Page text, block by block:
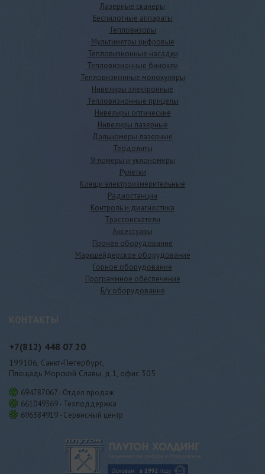
Лазерные сканеры
Беспилотные аппараты
Тепловизоры
Мультиметры цифровые
Тепловизионные насадки
Тепловизионные бинокли
Тепловизионные монокуляры
Нивелиры электронные
Тепловизионные прицелы
Нивелиры оптические
Нивелиры лазерные
Дальномеры лазерные
Теодолиты
Угломеры и уклономеры
Рулетки
Клещи электроизмерительные
Радиостанции
Контроль и диагностика
Трассоискатели
Аксессуары
Прочее оборудование
Маркшейдерское оборудование
Горное оборудование
Программное обеспечение
Б/у оборудование
КОНТАКТЫ
+7(812) 448 07 20
199106, Санкт-Петербург,
Площадь Морской Славы, д.1, офис 305
694787067 - Отдел продаж
661049369 - Техподдержка
696384919 - Сервисный центр